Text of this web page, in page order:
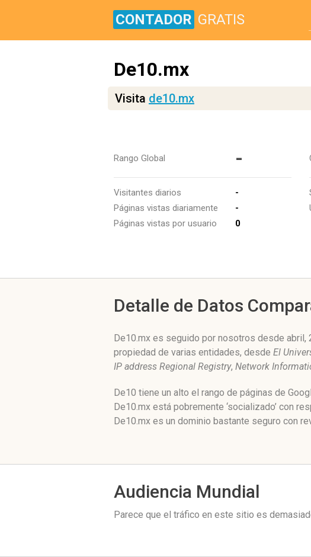
CONTADOR GRATIS
De10.mx
Visita de10.mx
Rango Global -
Visitantes diarios
-
Páginas vistas diariamente
-
Páginas vistas por usuario
0
Detalle de Datos
De10.mx es seguido por nosotros desde abril,
propiedad de varias entidades, desde El
IP address Regional Registry, Network
De10 tiene un alto el rango de páginas de
De10.mx está pobremente ‘socializado’ con
De10.mx es un dominio bastante seguro con
Audiencia Mundial
Parece que el tráfico en este sitio es